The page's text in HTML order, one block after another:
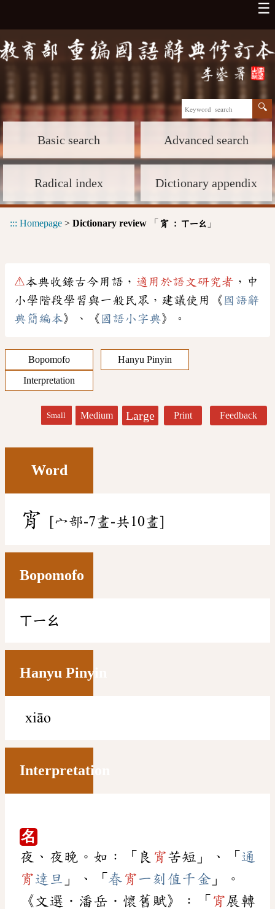
☰
Basic search Advanced search
Radical index Dictionary appendix
::: Homepage > Dictionary review 「 宵 : ㄒㄧㄠ 」
⚠本典收錄古今用語， 適用於語文研究者 ，中
小學階段學習與一般民眾，建議使用《 國語辭
典簡編本》、《 國語小字典》。
Bopomofo
Hanyu Pinyin
Interpretation
Small Medium Large Print Feedback
Word
宵 [宀部-7畫-共10畫]
Bopomofo
ㄒㄧㄠ
Hanyu Pinyin
xiāo
Interpretation
名
夜、夜晚。如：「良 宵苦短」、「 通
宵達旦 」、「 春 宵 一刻值千金 」。
《文選．潘岳．懷舊賦》：「 宵 展轉